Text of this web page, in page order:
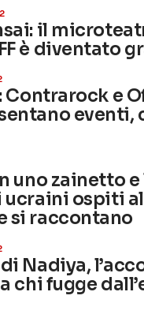
il
è diventato
Contrarock e
eventi,
uno zainetto e
ospiti
si raccontano
Nadiya,
chi fugge